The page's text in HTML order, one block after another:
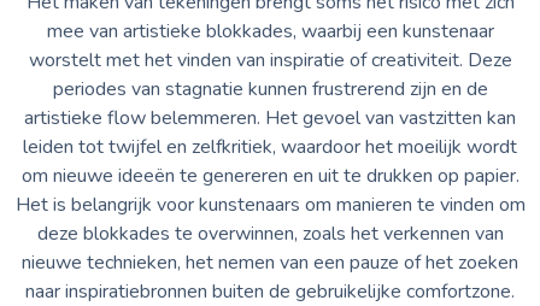
mee van artistieke blokkades, waarbij een kunstenaar
worstelt met het vinden van inspiratie of creativiteit. Deze
periodes van stagnatie kunnen frustrerend zijn en de
artistieke flow belemmeren. Het gevoel van vastzitten kan
leiden tot twijfel en zelfkritiek, waardoor het moeilijk wordt
om nieuwe ideeën te genereren en uit te drukken op papier.
Het is belangrijk voor kunstenaars om manieren te vinden om
deze blokkades te overwinnen, zoals het verkennen van
nieuwe technieken, het nemen van een pauze of het zoeken
naar inspiratiebronnen buiten de gebruikelijke comfortzone.